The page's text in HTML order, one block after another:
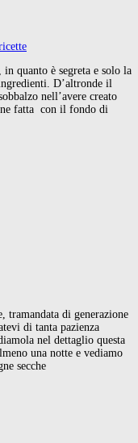
quanto è segreta e solo la
D’altronde il
nell’avere creato
fatta con il fondo di
tramandata di generazione
di tanta pazienza
nel dettaglio questa
una notte e vediamo
secche